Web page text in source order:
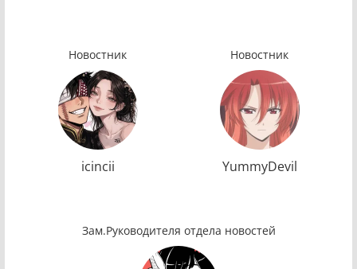
Новостник
icincii
Новостник
YummyDevil
Зам.Руководителя отдела новостей